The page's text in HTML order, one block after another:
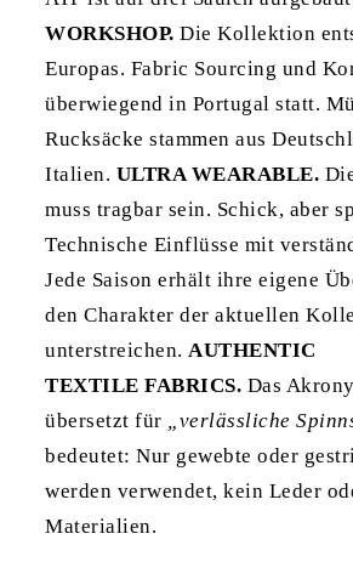
WORKSHOP.Die Kollektion
Europas. Fabric Sourcing und
überwiegend in Portugal statt.
Rucksäcke stammen aus
Italien. ULTRA WEARABLE.
muss tragbar sein. Schick, aber
Technische Einflüsse mit
Jede Saison erhält ihre eigene
den Charakter der aktuellen
unterstreichen.AUTHENTIC
TEXTILE FABRICS. Das
übersetzt für „verlässliche
bedeutet: Nur gewebte oder
werden verwendet, kein Leder
Materialien.